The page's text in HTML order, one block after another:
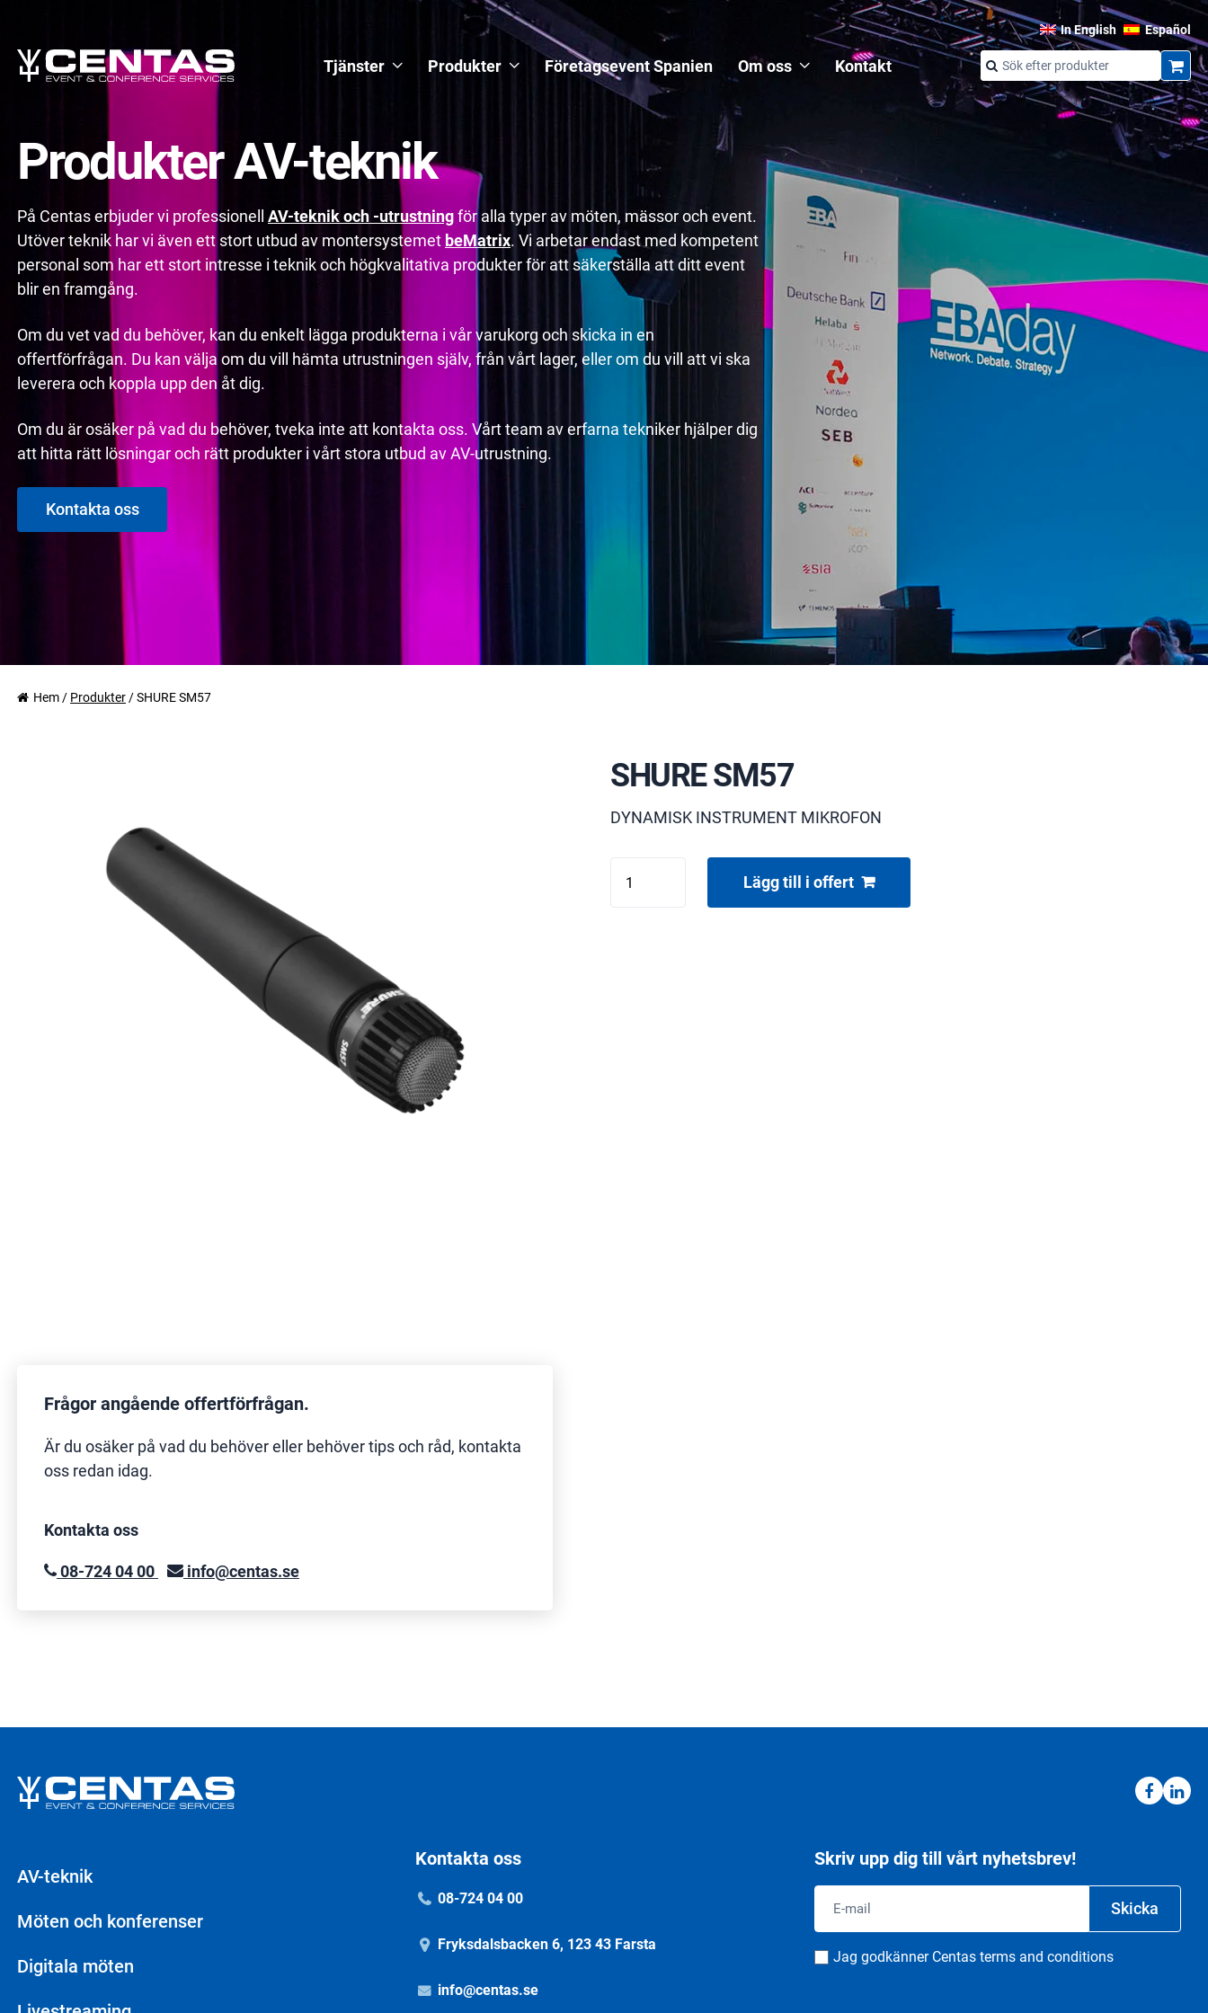
In English Español
Tjänster Produkter Företagsevent Spanien Om oss Kontakt
Produkter AV-teknik
På Centas erbjuder vi professionell AV-teknik och -utrustningför alla typer av möten, mässor och event.
Utöver teknik har vi även ett stort utbud av montersystemet beMatrix. Vi arbetar endast med kompetent
personal som har ett stort intresse i teknik och högkvalitativa produkter för att säkerställa att ditt event
blir en framgång.
Om du vet vad du behöver, kan du enkelt lägga produkterna i vår varukorg och skicka in en
offertförfrågan. Du kan välja om du vill hämta utrustningen själv, från vårt lager, eller om du vill att vi ska
leverera och koppla upp den åt dig.
Om du är osäker på vad du behöver, tveka inte att kontakta oss. Vårt team av erfarna tekniker hjälper dig
att hitta rätt lösningar och rätt produkter i vårt stora utbud av AV-utrustning.
Kontakta oss
Hem / Produkter /SHURE SM57
Frågor angående offertförfrågan.
Är du osäker på vad du behöver eller behöver tips och råd, kontakta
oss redan idag.
Kontakta oss
08-724 04 00 info@centas.se
SHURE SM57
DYNAMISK INSTRUMENT MIKROFON
SM57
Lägg till i offert
AV-teknik
Möten och konferenser
Digitala möten
Kontakta oss
08-724 04 00
Fryksdalsbacken 6, 123 43 Farsta
info@centas.se
Skriv upp dig till vårt nyhetsbrev!
Skicka
Consent
Jag godkänner Centas terms and conditions